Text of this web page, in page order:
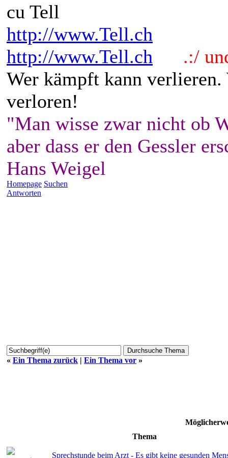
cu Tell
http://www.Tell.ch
http://www.Tell.ch
.:/
Wer kämpft kann
verloren!
"Man wisse zwar nicht ob
aber dass er den Gessler
Hans Weigel
Homepage Suchen
Antworten
« Ein Thema zurück | Ein Thema vor »
Thema
Sprechstunde beim Arzt - Es gibt keine gesunden